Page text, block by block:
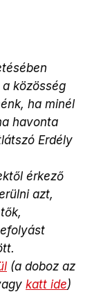
közösség
ha minél
havonta
Erdély
érkező
azt,
(a doboz az
katt ide)